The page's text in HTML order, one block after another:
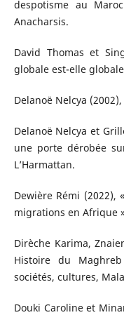
despotisme au
Anacharsis.
David Thomas et
globale est-elle
Delanoë Nelcya
Delanoë Nelcya et
une porte dérobée
L’Harmattan.
Dewière Rémi (2022),
migrations en Afrique
Dirèche Karima,
Histoire du
sociétés, cultures,
Douki Caroline et